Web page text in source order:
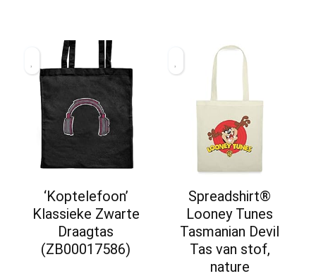
‘Koptelefoon’
Klassieke Zwarte
Draagtas
(ZB00017586)
Spreadshirt®
Looney Tunes
Tasmanian Devil
Tas van stof,
nature